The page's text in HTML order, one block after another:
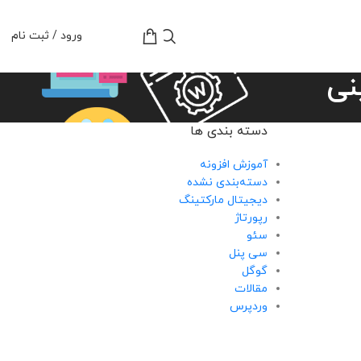
ورود / ثبت نام
دسته بندی ها
آموزش افزونه
دسته‌بندی نشده
دیجیتال مارکتینگ
رپورتاژ
سئو
سی پنل
گوگل
مقالات
وردپرس